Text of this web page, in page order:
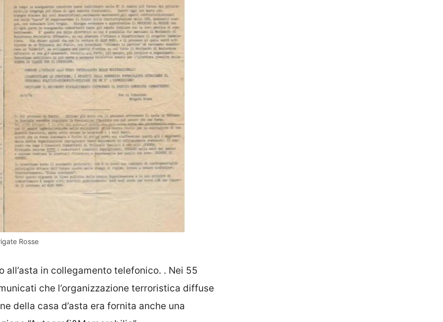
Rosse
all’asta in collegamento telefonico. . Nei 55
che l’organizzazione terroristica diffuse
della casa d’asta era fornita anche una